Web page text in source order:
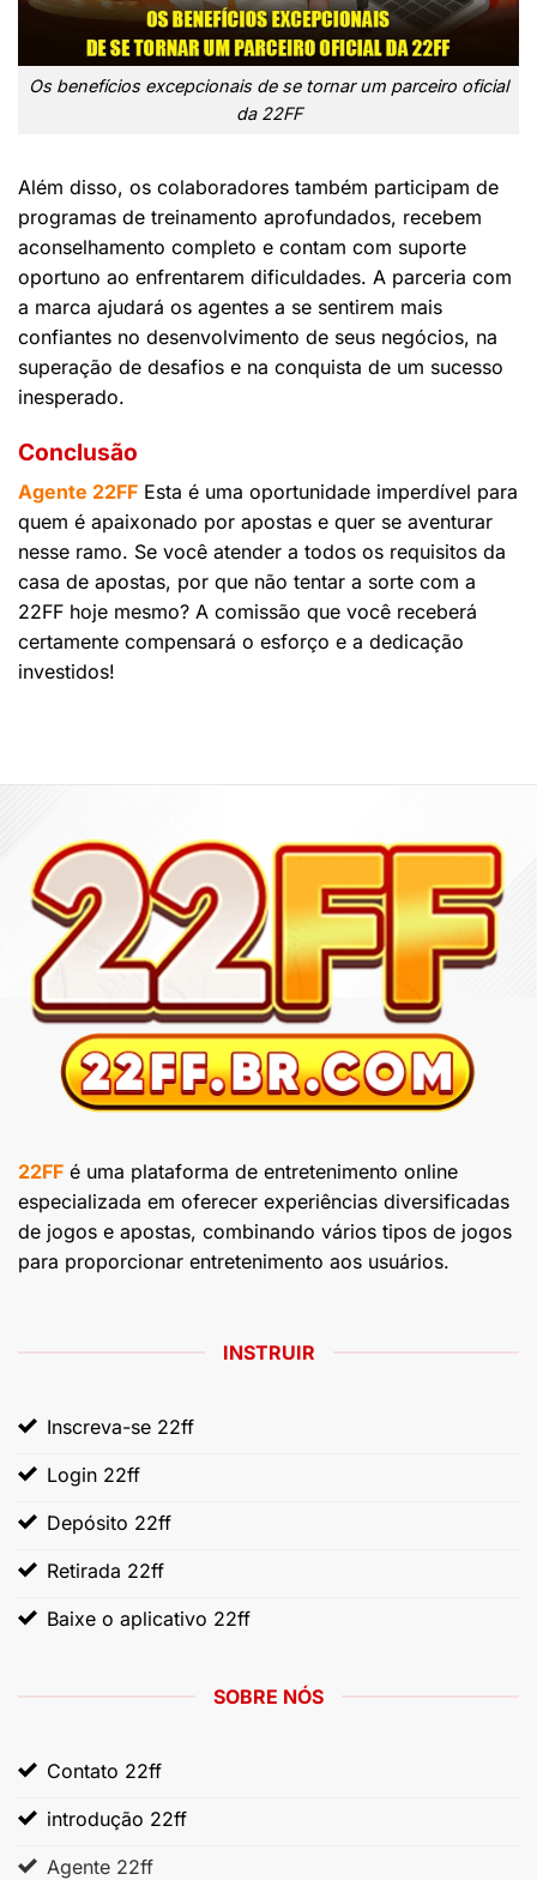
Os benefícios excepcionais de se tornar um parceiro oficial
da 22FF
Além disso, os colaboradores também participam de
programas de treinamento aprofundados, recebem
aconselhamento completo e contam com suporte
oportuno ao enfrentarem dificuldades. A parceria com
a marca ajudará os agentes a se sentirem mais
confiantes no desenvolvimento de seus negócios, na
superação de desafios e na conquista de um sucesso
inesperado.
Conclusão
Agente 22FF Esta é uma oportunidade imperdível para
quem é apaixonado por apostas e quer se aventurar
nesse ramo. Se você atender a todos os requisitos da
casa de apostas, por que não tentar a sorte com a
22FF hoje mesmo? A comissão que você receberá
certamente compensará o esforço e a dedicação
investidos!
22FF é uma plataforma de entretenimento online
especializada em oferecer experiências diversificadas
de jogos e apostas, combinando vários tipos de jogos
para proporcionar entretenimento aos usuários.
INSTRUIR
Inscreva-se 22ff
Login 22ff
Depósito 22ff
Retirada 22ff
Baixe o aplicativo 22ff
SOBRE NÓS
Contato 22ff
introdução 22ff
Agente 22ff